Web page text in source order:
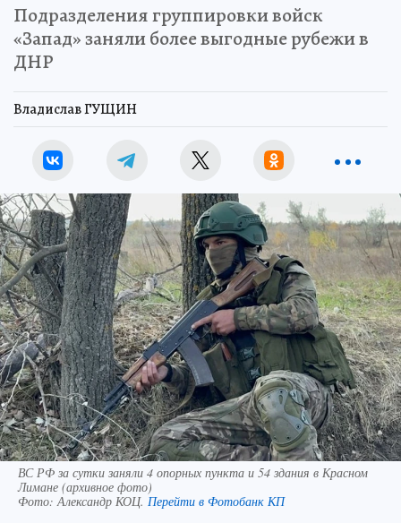
Подразделения группировки войск
«Запад» заняли более выгодные рубежи в
ДНР
Владислав ГУЩИН
ВС РФ за сутки заняли 4 опорных пункта и 54 здания в Красном
Лимане (архивное фото)
Фото:Александр КОЦ. Перейти в Фотобанк КП